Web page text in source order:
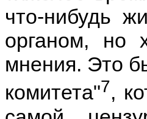
что-нибудь
органом, но
мнения. Это
комитета"7,